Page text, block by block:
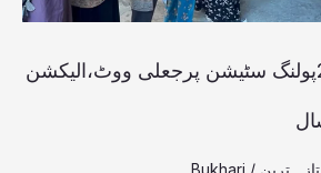
مظفرآباد:ایل اے 27پولنگ سٹیشن پرجعلی ووٹ،الیکشن
تازہ ترین /
Bukhari